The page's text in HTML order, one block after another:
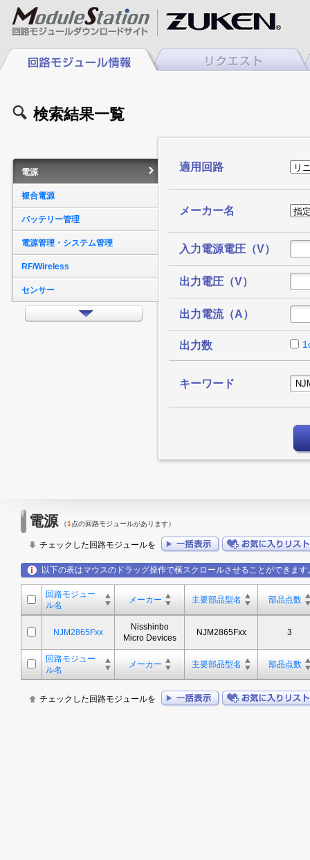
検索結果一覧
電源
複合電源
バッテリー管理
電源管理・システム管理
RF/Wireless
センサー
インターフェイス
アンプ
スイッチ/マルチプレクサ
データコンバータ
その他
適用回路
メーカー名
入力電源電圧（V）
出力電圧（V）
出力電流（A）
出力数
キーワード
電源（1点の回路モジュールがあります）
チェックした回路モジュールを
以下の表はマウスのドラッグ操作で横スクロールさせることができます
回路モジュー
ル名
メーカー 主要部品型名 部品点数
NJM2865Fxx
Nisshinbo
Micro Devices
NJM2865Fxx 3
回路モジュー
ル名
メーカー 主要部品型名 部品点数
チェックした回路モジュールを